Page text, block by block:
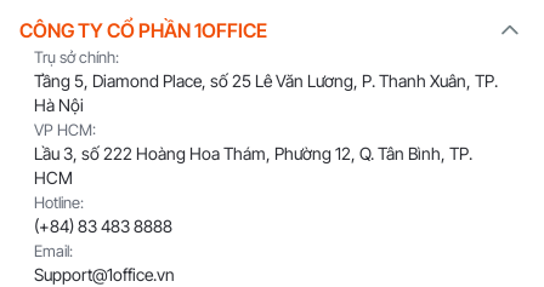
CÔNG TY CỔ PHẦN 1OFFICE
Trụ sở chính:
Tầng 5, Diamond Place, số 25 Lê Văn Lương, P. Thanh Xuân, TP.
Hà Nội
VP HCM:
Lầu 3, số 222 Hoàng Hoa Thám, Phường 12, Q. Tân Bình, TP.
HCM
Hotline:
(+84) 83 483 8888
Email:
Support@1office.vn